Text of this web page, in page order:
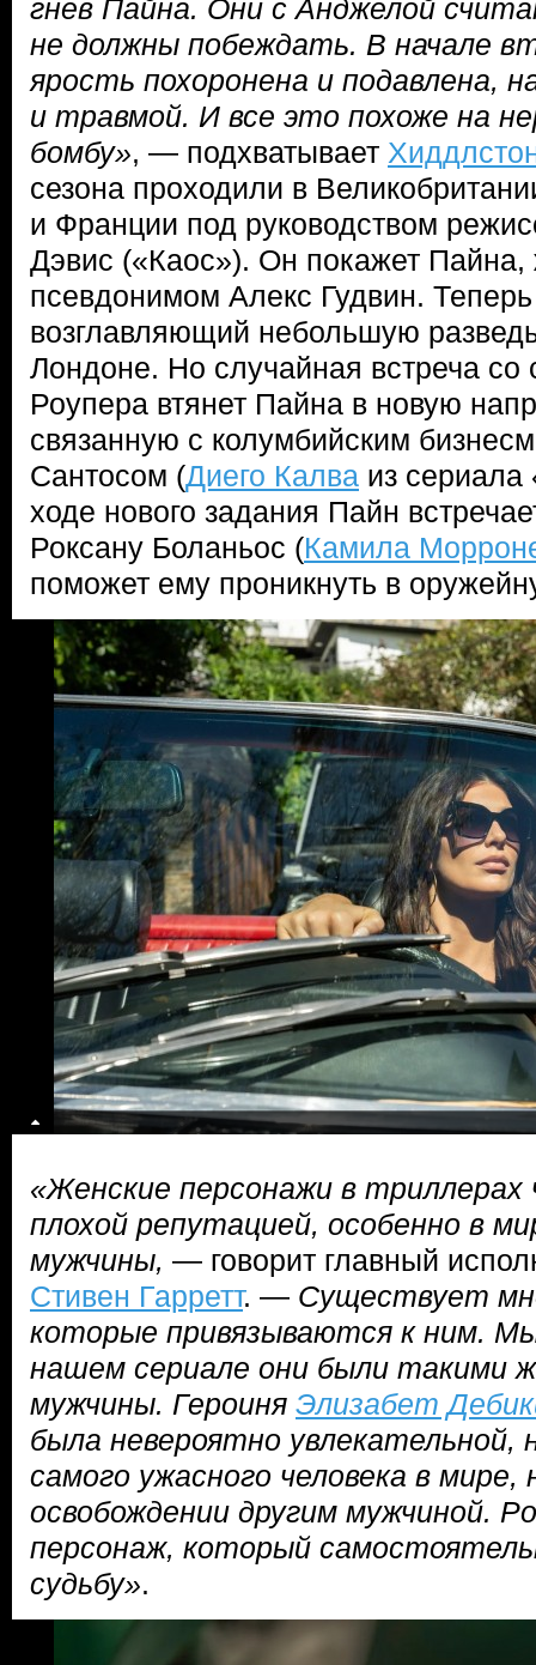
гнев Пайна. Они с Анджелой
не должны побеждать. В начале
ярость похоронена и подавлена,
и травмой. И все это похоже на
бомбу», — подхватывает
сезона проходили в
и Франции под руководством
Дэвис («Каос»). Он покажет Пайна,
псевдонимом Алекс Гудвин.
возглавляющий небольшую
Лондоне. Но случайная встреча
Роупера втянет Пайна в новую
связанную с колумбийским
Сантосом (Диего Калва из сериала
ходе нового задания Пайн
Роксану Боланьос (Камила
поможет ему проникнуть в
«Женские персонажи в
плохой репутацией, особенно в
мужчины, — говорит главный
Стивен Гарретт. — Существует
которые привязываются к ним.
нашем сериале они были такими
мужчины. Героиня Элизабет
была невероятно увлекательной,
самого ужасного человека в мире,
освобождении другим мужчиной.
персонаж, который
судьбу».